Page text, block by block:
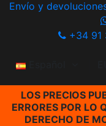
Envío y
+34 91
Español
LOS PRECIOS
ERRORES POR LO
DERECHO DE